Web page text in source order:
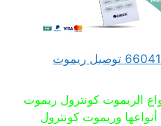
توصيل ريموت للمنزل 66041166 توصيل ريموت
الريموت كونترول ريموت
وريموت كونترول